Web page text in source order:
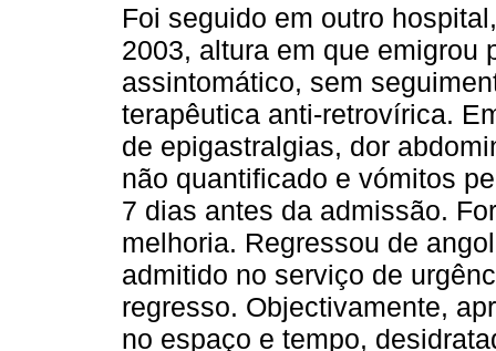
Foi seguido em outro
2003, altura em que emigrou
assintomático, sem
terapêutica anti-retrovírica.
de epigastralgias, dor
não quantificado e vómitos
7 dias antes da admissão.
melhoria. Regressou de
admitido no serviço de
regresso. Objectivamente,
no espaço e tempo,